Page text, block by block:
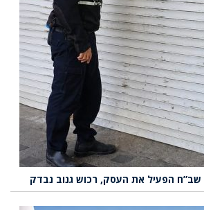
שב”ח הפעיל את העסק, רכוש גנוב נבדק